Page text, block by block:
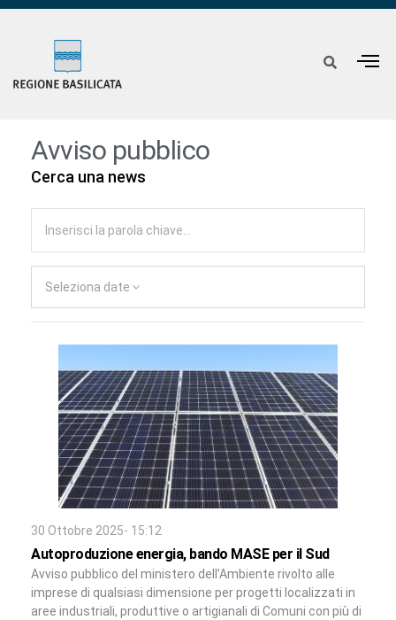
Avviso pubblico
Cerca una news
Seleziona date
30 Ottobre 2025- 15:12
Autoproduzione energia, bando MASE per il Sud
Avviso pubblico del ministero dell’Ambiente rivolto alle
imprese di qualsiasi dimensione per progetti localizzati in
aree industriali, produttive o artigianali di Comuni con più di